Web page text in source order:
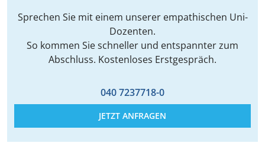
Sprechen Sie mit einem unserer empathischen Uni-
Dozenten.
So kommen Sie schneller und entspannter zum
Abschluss. Kostenloses Erstgespräch.
040 7237718-0
JETZT ANFRAGEN